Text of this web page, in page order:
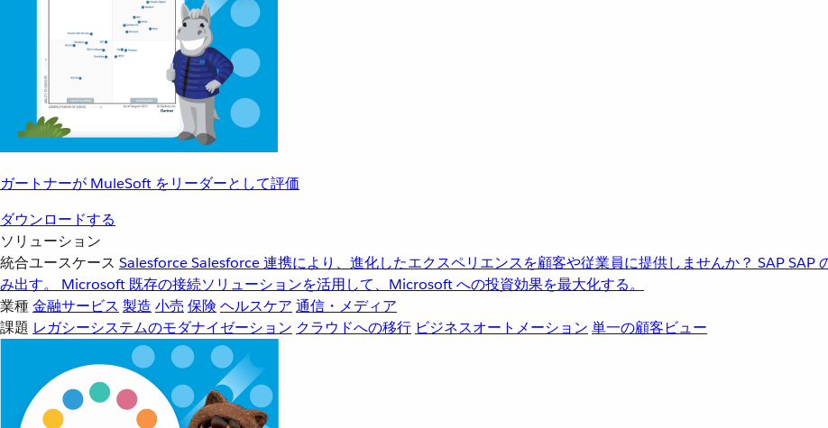
ガートナーが MuleSoft をリーダーとして評価
ダウンロードする
ソリューション
統合ユースケース SalesforceSalesforce 連携により、進化したエクスペリエンスを顧客や従業員に提供しませんか？ SAPSAP
み出す。
Microsoft 既存の接続ソリューションを活用して、Microsoft への投資効果を最大化する。
業種金融サービス 製造 小売 保険 ヘルスケア 通信・メディア
課題 レガシーシステムのモダナイゼーション クラウドへの移行 ビジネスオートメーション 単一の顧客ビュー